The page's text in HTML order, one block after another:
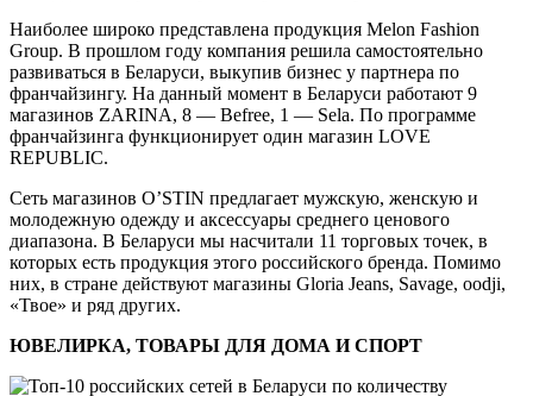
Наиболее широко представлена продукция Melon Fashion
Group. В прошлом году компания решила самостоятельно
развиваться в Беларуси, выкупив бизнес у партнера по
франчайзингу. На данный момент в Беларуси работают 9
магазинов ZARINA, 8 — Befree, 1 — Sela. По программе
франчайзинга функционирует один магазин LOVE
REPUBLIC.
Сеть магазинов O’STIN предлагает мужскую, женскую и
молодежную одежду и аксессуары среднего ценового
диапазона. В Беларуси мы насчитали 11 торговых точек, в
которых есть продукция этого российского бренда. Помимо
них, в стране действуют магазины Gloria Jeans, Savage, oodji,
«Твое» и ряд других.
ЮВЕЛИРКА, ТОВАРЫ ДЛЯ ДОМА И СПОРТ